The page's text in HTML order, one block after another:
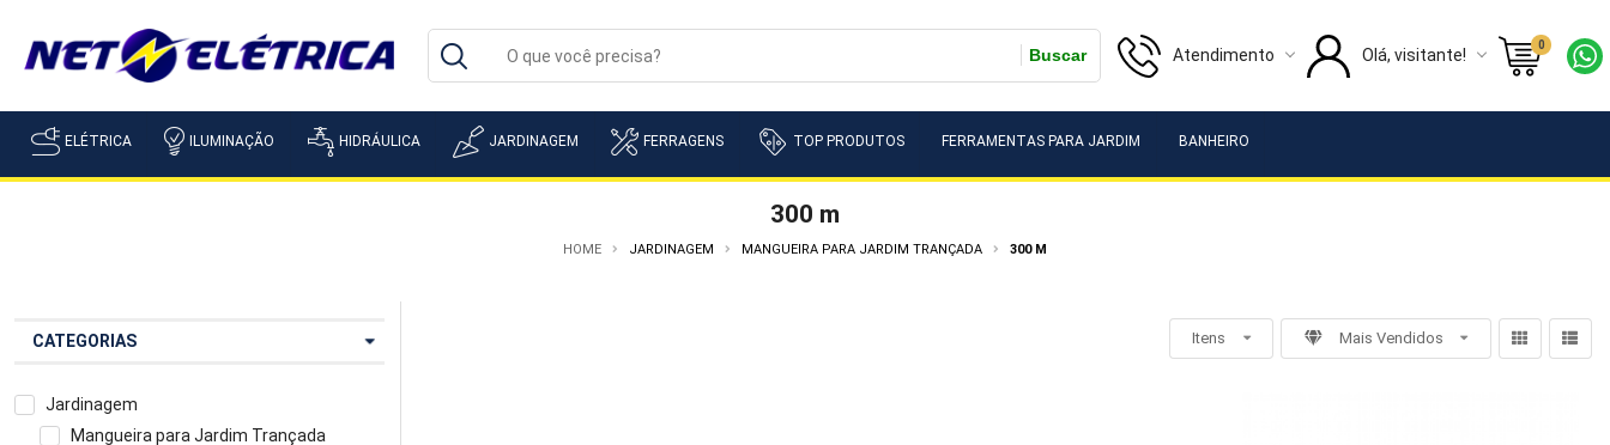
Buscar Atendimento Olá, visitante!
0
ELÉTRICA ILUMINAÇÃO HIDRÁULICA JARDINAGEM FERRAGENS TOP PRODUTOS FERRAMENTAS PARA JARDIM BANHEIRO
300 m
HOME JARDINAGEM MANGUEIRA PARA JARDIM TRANÇADA 300 M
CATEGORIAS
Jardinagem
Mangueira para Jardim Trançada
Itens Mais Vendidos